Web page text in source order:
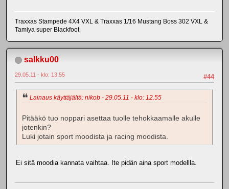
Traxxas Stampede 4X4 VXL & Traxxas 1/16 Mustang Boss 302 VXL &
Tamiya super Blackfoot
salkku00
#44
29.05.11 - klo: 13.55
Lainaus käyttäjältä: nikob - 29.05.11 - klo: 12.55
Pitääkö tuo noppari asettaa tuolle tehokkaamalle akulle
jotenkin?
Luki jotain sport moodista ja racing moodista.
Ei sitä moodia kannata vaihtaa. Ite pidän aina sport modellla.